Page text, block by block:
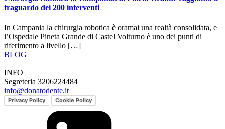
traguardo dei 200 interventi
In Campania la chirurgia robotica è oramai una realtà consolidata, e
l’Ospedale Pineta Grande di Castel Volturno è uno dei punti di
riferimento a livello […]
BLOG
INFO
Segreteria 3206224484
info@donatodente.it
Privacy Policy Cookie Policy